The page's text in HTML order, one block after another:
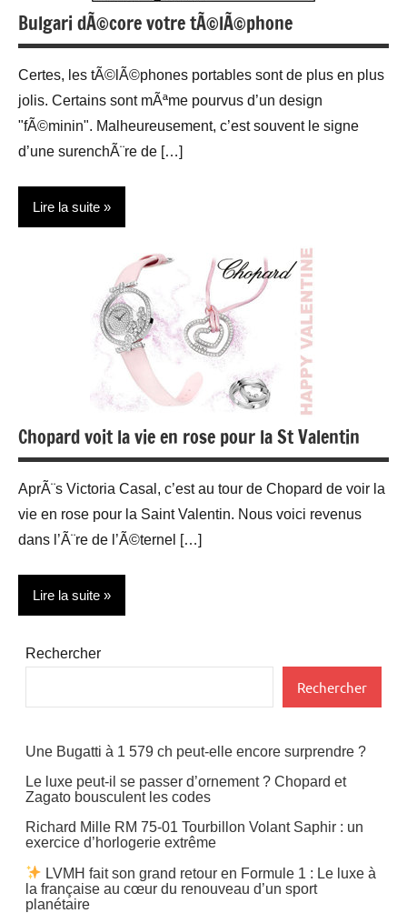
Bulgari dÃ©core votre tÃ©lÃ©phone
Certes, les tÃ©lÃ©phones portables sont de plus en plus
jolis. Certains sont mÃªme pourvus d’un design
"fÃ©minin". Malheureusement, c’est souvent le signe
d’une surenchÃ¨re de […]
Lire la suite
Chopard voit la vie en rose pour la St Valentin
AprÃ¨s Victoria Casal, c’est au tour de Chopard de voir la
vie en rose pour la Saint Valentin. Nous voici revenus
dans l’Ã¨re de l’Ã©ternel […]
Lire la suite
Actualité
Rechercher
Rechercher
Une Bugatti à 1 579 ch peut-elle encore surprendre ?
Le luxe peut-il se passer d’ornement ? Chopard et
Zagato bousculent les codes
Richard Mille RM 75-01 Tourbillon Volant Saphir : un
exercice d’horlogerie extrême
LVMH fait son grand retour en Formule 1 : Le luxe à
la française au cœur du renouveau d’un sport
planétaire